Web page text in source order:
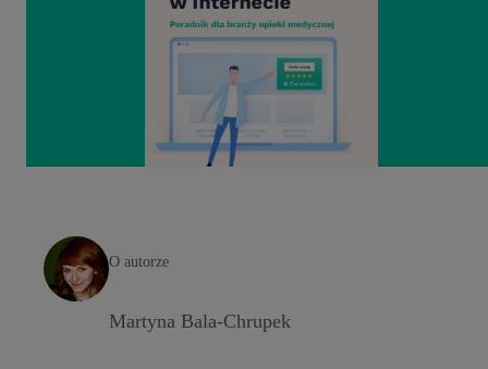
O autorze
Martyna Bala-Chrupek